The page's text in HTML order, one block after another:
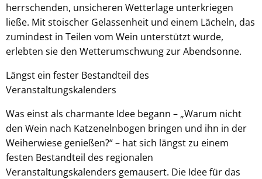
herrschenden, unsicheren Wetterlage unterkriegen
ließe. Mit stoischer Gelassenheit und einem Lächeln, das
zumindest in Teilen vom Wein unterstützt wurde,
erlebten sie den Wetterumschwung zur Abendsonne.
Längst ein fester Bestandteil des
Veranstaltungskalenders
Was einst als charmante Idee begann – „Warum nicht
den Wein nach Katzenelnbogen bringen und ihn in der
Weiherwiese genießen?“ – hat sich längst zu einem
festen Bestandteil des regionalen
Veranstaltungskalenders gemausert. Die Idee für das